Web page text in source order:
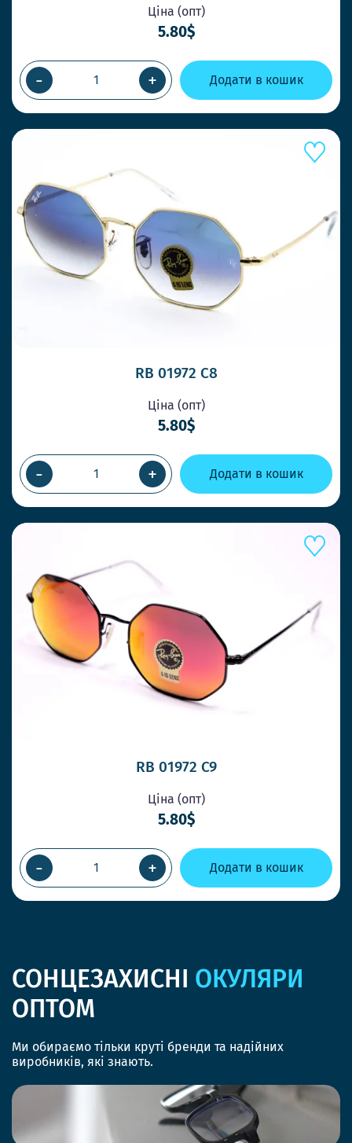
Ціна (опт)
5.80$
- + Додати в кошик
RB 01972 С8
Ціна (опт)
5.80$
- + Додати в кошик
RB 01972 С9
Ціна (опт)
5.80$
- + Додати в кошик
СОНЦЕЗАХИСНІ ОКУЛЯРИ
ОПТОМ
Ми обираємо тільки круті бренди та надійних
виробників, які знають.